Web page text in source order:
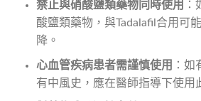
禁止與硝酸鹽類藥物同時使用
酸鹽類藥物，與Tadalafil合用可
降。
心血管疾病患者需謹慎使用
：
有中風史，應在醫師指導下使用